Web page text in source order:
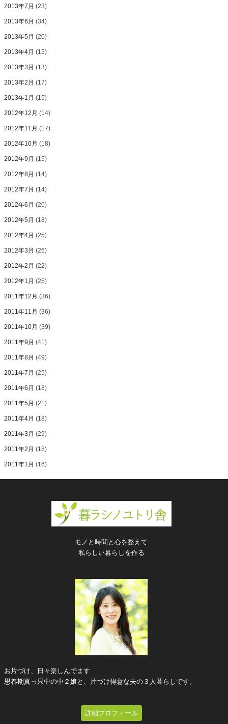
2013年7月 (23)
2013年6月 (34)
2013年5月 (20)
2013年4月 (15)
2013年3月 (13)
2013年2月 (17)
2013年1月 (15)
2012年12月 (14)
2012年11月 (17)
2012年10月 (18)
2012年9月 (15)
2012年8月 (14)
2012年7月 (14)
2012年6月 (20)
2012年5月 (18)
2012年4月 (25)
2012年3月 (26)
2012年2月 (22)
2012年1月 (25)
2011年12月 (36)
2011年11月 (36)
2011年10月 (39)
2011年9月 (41)
2011年8月 (49)
2011年7月 (25)
2011年6月 (18)
2011年5月 (21)
2011年4月 (18)
2011年3月 (29)
2011年2月 (18)
2011年1月 (16)
モノと時間と心を整えて
私らしい暮らしを作る
お片づけ、日々楽しんでます
思春期真っ只中の中２娘と、片づけ得意な夫の３人暮らしです。
詳細プロフィール